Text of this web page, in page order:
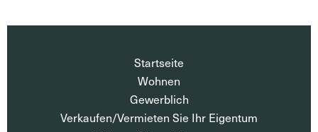
Startseite
Wohnen
Gewerblich
Verkaufen/Vermieten Sie Ihr Eigentum